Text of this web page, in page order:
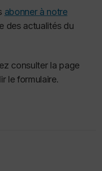
abonner à notre
des actualités du
consulter la page
le formulaire.